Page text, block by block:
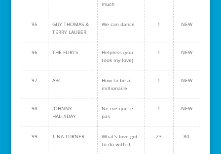
much
95
GUY THOMAS &
TERRY LAUBER
We can dance 1 NEW
96 THE FLIRTS
Helpless (you
took my love)
1 NEW
97 ABC
How to be a
millionaire
1 NEW
98
JOHNNY
HALLYDAY
Ne me quitte
pas
1 NEW
99 TINA TURNER
What's love got
to do with it
23 80